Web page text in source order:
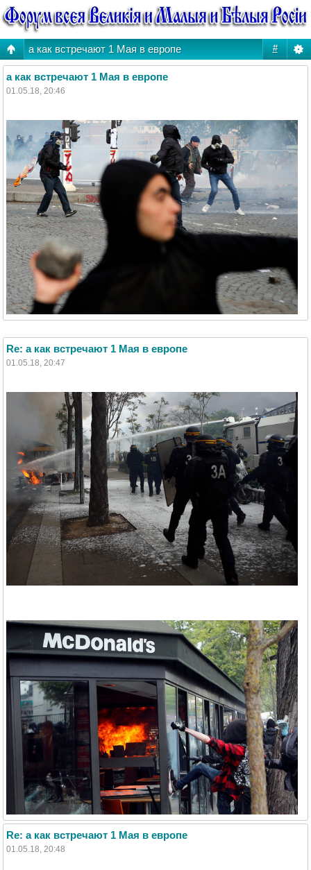
#
а как встречают 1 Мая в европе
а как встречают 1 Мая в европе
01.05.18, 20:46
Re: а как встречают 1 Мая в европе
01.05.18, 20:47
Re: а как встречают 1 Мая в европе
01.05.18, 20:48